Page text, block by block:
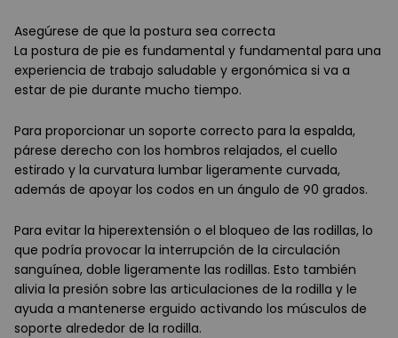
Asegúrese de que la postura sea correcta
La postura de pie es fundamental y fundamental para una
experiencia de trabajo saludable y ergonómica si va a
estar de pie durante mucho tiempo.
Para proporcionar un soporte correcto para la espalda,
párese derecho con los hombros relajados, el cuello
estirado y la curvatura lumbar ligeramente curvada,
además de apoyar los codos en un ángulo de 90 grados.
Para evitar la hiperextensión o el bloqueo de las rodillas, lo
que podría provocar la interrupción de la circulación
sanguínea, doble ligeramente las rodillas. Esto también
alivia la presión sobre las articulaciones de la rodilla y le
ayuda a mantenerse erguido activando los músculos de
soporte alrededor de la rodilla.